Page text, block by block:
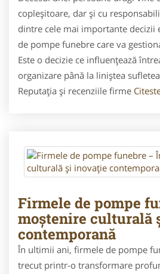
copleșitoare, dar și cu
dintre cele mai importante decizii
de pompe funebre care va
Este o decizie ce influențează
organizare până la liniștea
Reputația și recenziile firme
Firmele de pompe
moștenire culturală
contemporană
În ultimii ani, firmele de pompe
trecut printr-o transformare